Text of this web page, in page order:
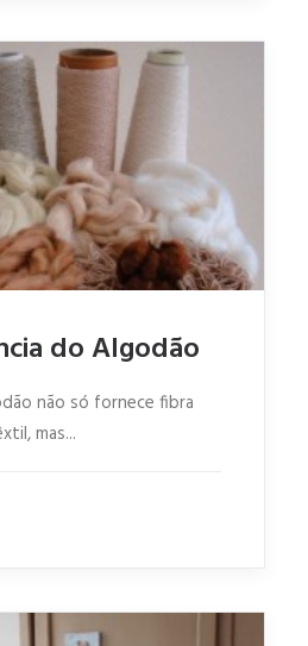
do Algodão
não só fornece fibra
mas...